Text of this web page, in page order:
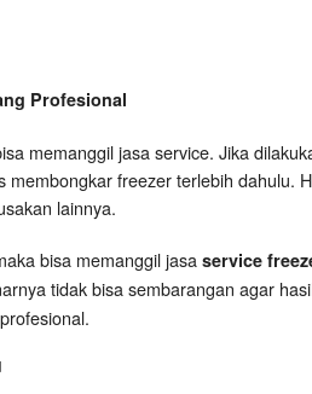
Profesional
memanggil jasa service. Jika
freezer terlebih dahulu.
lainnya.
bisa memanggil jasaservice
tidak bisa sembarangan agar